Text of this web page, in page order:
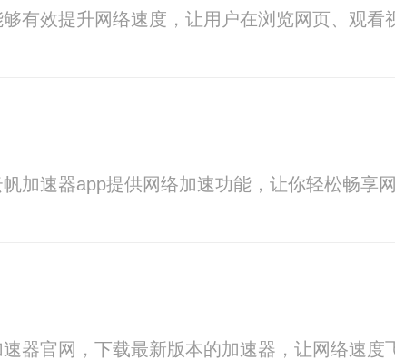
有效提升网络速度，让用户在浏览网页、观
加速器app提供网络加速功能，让你轻松畅享
器官网，下载最新版本的加速器，让网络速度